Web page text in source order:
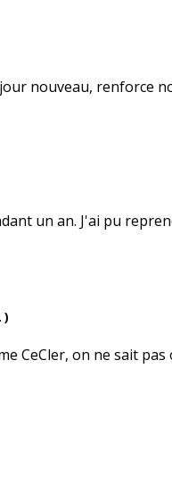
nouveau, renforce
un an. J'ai pu
)
CeCler, on ne sait